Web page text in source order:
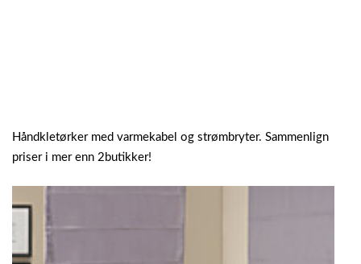
Håndkletørker med varmekabel og strømbryter. Sammenlign
priser i mer enn 2butikker!